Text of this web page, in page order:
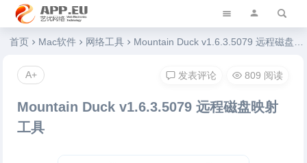
艺优软件乐园
首页 Mac软件 网络工具 Mountain Duck v1.6.3.5079 远程磁盘映射工具
Mountain Duck v1.6.3.5079 远程磁盘映射
工具
发表评论 809 阅读
A+